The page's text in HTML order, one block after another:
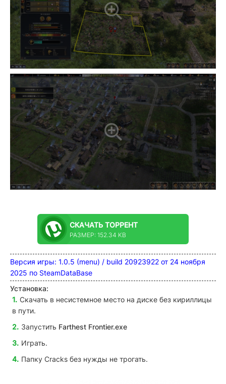
СКАЧАТЬ ТОРРЕНТ
РАЗМЕР: 152.34 KB
Версия игры: 1.0.5 (menu) / build 20923922 от 24 ноября
2025 по SteamDataBase
Установка:
Скачать в несистемное место на диске без кириллицы
в пути.
Запустить Farthest Frontier.exe
Играть.
Папку Cracks без нужды не трогать.